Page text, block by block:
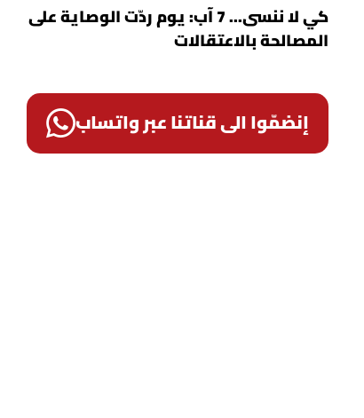
كي لا ننسى... 7 آب: يوم ردّت الوصاية على
المصالحة بالاعتقالات
إنضمّوا الى قناتنا عبر واتساب